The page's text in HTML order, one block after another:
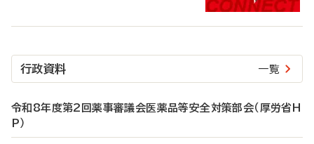
行政資料 一覧
令和8年度第2回薬事審議会医薬品等安全対策部会（厚労省H
P）